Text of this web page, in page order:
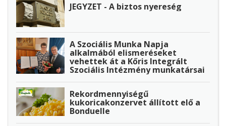
JEGYZET - A biztos nyereség
A Szociális Munka Napja
alkalmából elismeréseket
vehettek át a Kőris Integrált
Szociális Intézmény munkatársai
Rekordmennyiségű
kukoricakonzervet állított elő a
Bonduelle